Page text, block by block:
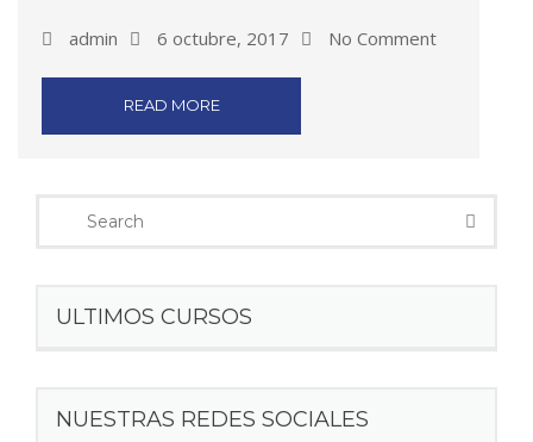
admin 6 octubre, 2017 No Comment
READ MORE
ULTIMOS CURSOS
NUESTRAS REDES SOCIALES